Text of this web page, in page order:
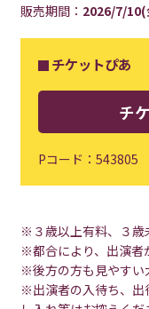
販売期間： 2026/7/
チケットぴあ
チ
Pコード：543805
※３歳以上有料、３歳
※都合により、出演者
※後方の方も見やすい
※出演者の入待ち、出